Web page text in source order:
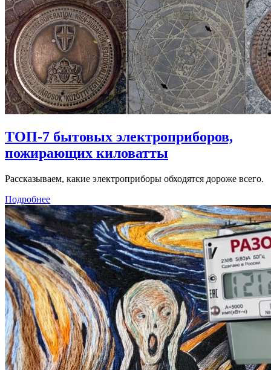
ТОП-7 бытовых электроприборов,
пожирающих киловатты
Рассказываем, какие электроприборы обходятся дороже всего.
Подробнее